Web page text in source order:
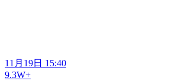
11月19日 15:40
9.3W+